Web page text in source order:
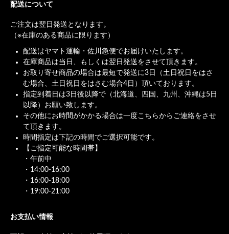
配送について
ご注文は翌日発送となります。
（※在庫のある商品に限ります）
配送はヤマト運輸・佐川急便でお届けいたします。
在庫商品は当日、もしくは翌日発送をさせて頂きます。
お取り寄せ商品の場合は最短で発送に3日（土日祝日をはさ
む場合、土日祝日をはさむ場合4日）頂いております。
指定到着日は3日後以降で（北海道、四国、九州、沖縄は5日
以降）お願い致します。
その他にお時間がかかる場合は一度こちらからご連絡をさせ
て頂きます。
時間指定は下記の時間でご選択可能です。
【ご指定可能な時間帯】
・午前中
・14:00-16:00
・16:00-18:00
・19:00-21:00
お支払い情報